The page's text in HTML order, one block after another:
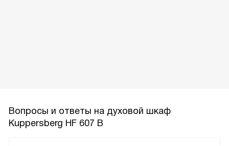
Вопросы и ответы на духовой шкаф
Kuppersberg HF 607 B